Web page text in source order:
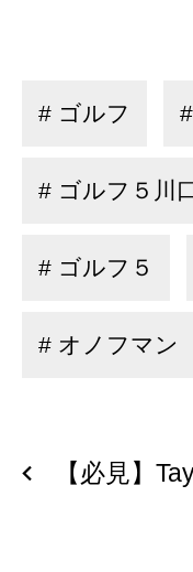
# ゴルフ
# ゴルフ５川
# ゴルフ５
# オノフマン
【必見】